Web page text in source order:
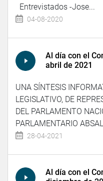
Entrevistados -Jose...
04-08-2020
Al día con el
abril de 2021
UNA SÍNTESIS
LEGISLATIVO, DE
DEL PARLAMENTO
PARLAMENTARIO
28-04-2021
Al día con el